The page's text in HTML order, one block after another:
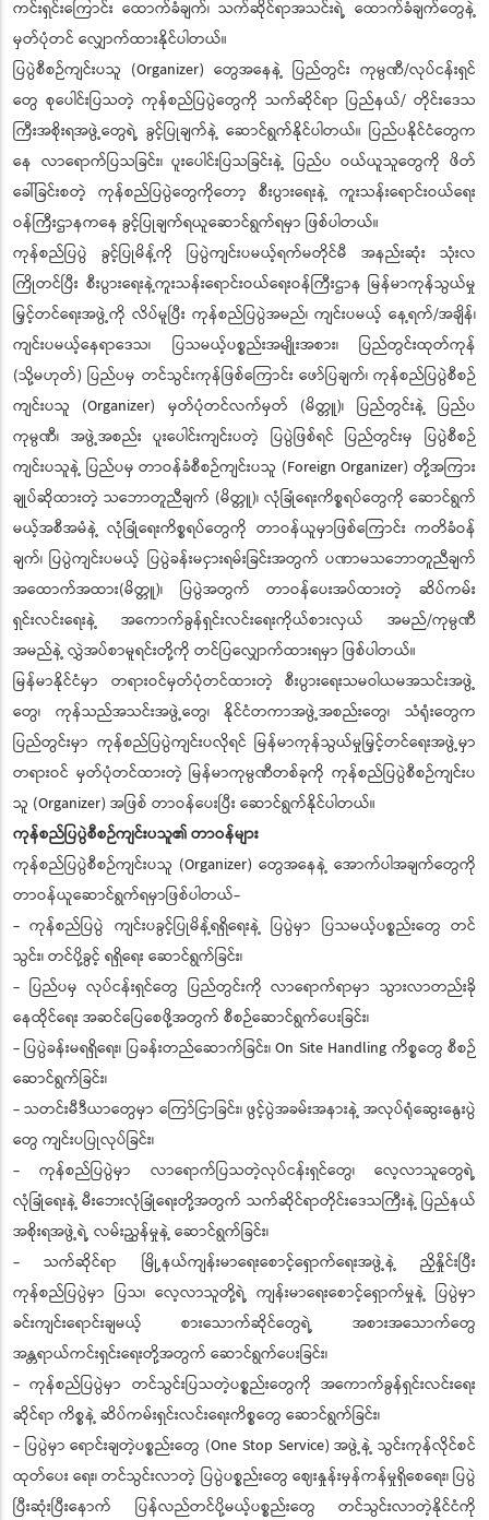
ကင်းရှင်းကြောင်း ထောက်ခံချက်၊ သက်ဆိုင်ရာအသင်းရဲ့ ထောက်ခံချက်တွေနဲ့
မှတ်ပုံတင် လျှောက်ထားနိုင်ပါတယ်။
ပြပွဲစီစဉ်ကျင်းပသူ (Organizer) တွေအနေနဲ့ ပြည်တွင်း ကုမ္ပဏီ/လုပ်ငန်းရှင်
တွေ စုပေါင်းပြသတဲ့ ကုန်စည်ပြပွဲတွေကို သက်ဆိုင်ရာ ပြည်နယ်/ တိုင်းဒေသ
ကြီးအစိုးရအဖွဲ့တွေရဲ့ ခွင့်ပြုချက်နဲ့ ဆောင်ရွက်နိုင်ပါတယ်။ ပြည်ပနိုင်ငံတွေက
နေ လာရောက်ပြသခြင်း၊ ပူးပေါင်းပြသခြင်းနဲ့ ပြည်ပ ဝယ်ယူသူတွေကို ဖိတ်
ခေါ်ခြင်းစတဲ့ ကုန်စည်ပြပွဲတွေကိုတော့ စီးပွားရေးနဲ့ ကူးသန်းရောင်းဝယ်ရေး
ဝန်ကြီးဌာနကနေ ခွင့်ပြုချက်ရယူဆောင်ရွက်ရမှာ ဖြစ်ပါတယ်။
ကုန်စည်ပြပွဲ ခွင့်ပြုမိန့်ကို ပြပွဲကျင်းပမယ့်ရက်မတိုင်မီ အနည်းဆုံး သုံးလ
ကြိုတင်ပြီး စီးပွားရေးနဲ့ကူးသန်းရောင်းဝယ်ရေးဝန်ကြီးဌာန မြန်မာကုန်သွယ်မှု
မြှင့်တင်ရေးအဖွဲ့ကို လိပ်မူပြီး ကုန်စည်ပြပွဲအမည်၊ ကျင်းပမယ့် နေ့ရက်/အချိန်၊
ကျင်းပမယ့်နေရာဒေသ၊ ပြသမယ့်ပစ္စည်းအမျိုးအစား၊ ပြည်တွင်းထုတ်ကုန်
(သို့မဟုတ်) ပြည်ပမှ တင်သွင်းကုန်ဖြစ်ကြောင်း ဖော်ပြချက်၊ ကုန်စည်ပြပွဲစီစဉ်
ကျင်းပသူ (Organizer) မှတ်ပုံတင်လက်မှတ် (မိတ္တူ)၊ ပြည်တွင်းနဲ့ ပြည်ပ
ကုမ္ပဏီ၊ အဖွဲ့အစည်း ပူးပေါင်းကျင်းပတဲ့ ပြပွဲဖြစ်ရင် ပြည်တွင်းမှ ပြပွဲစီစဉ်
ကျင်းပသူနဲ့ ပြည်ပမှ တာဝန်ခံစီစဉ်ကျင်းပသူ (Foreign Organizer) တို့အကြား
ချုပ်ဆိုထားတဲ့ သဘောတူညီချက် (မိတ္တူ)၊ လုံခြုံရေးကိစ္စရပ်တွေကို ဆောင်ရွက်
မယ့်အစီအမံနဲ့ လုံခြုံရေးကိစ္စရပ်တွေကို တာဝန်ယူမှာဖြစ်ကြောင်း ကတိခံဝန်
ချက်၊ ပြပွဲကျင်းပမယ့် ပြပွဲခန်းမငှားရမ်းခြင်းအတွက် ပဏာမသဘောတူညီချက်
အထောက်အထား(မိတ္တူ)၊ ပြပွဲအတွက် တာဝန်ပေးအပ်ထားတဲ့ ဆိပ်ကမ်း
ရှင်းလင်းရေးနဲ့ အကောက်ခွန်ရှင်းလင်းရေးကိုယ်စားလှယ် အမည်/ကုမ္ပဏီ
အမည်နဲ့ လွှဲအပ်စာမူရင်းတို့ကို တင်ပြလျှောက်ထားရမှာ ဖြစ်ပါတယ်။
မြန်မာနိုင်ငံမှာ တရားဝင်မှတ်ပုံတင်ထားတဲ့ စီးပွားရေးသမဝါယမအသင်းအဖွဲ့
တွေ၊ ကုန်သည်အသင်းအဖွဲ့တွေ၊ နိုင်ငံတကာအဖွဲ့အစည်းတွေ၊ သံရုံးတွေက
ပြည်တွင်းမှာ ကုန်စည်ပြပွဲကျင်းပလိုရင် မြန်မာကုန်သွယ်မှုမြှင့်တင်ရေးအဖွဲ့မှာ
တရားဝင် မှတ်ပုံတင်ထားတဲ့ မြန်မာကုမ္ပဏီတစ်ခုကို ကုန်စည်ပြပွဲစီစဉ်ကျင်းပ
သူ (Organizer) အဖြစ် တာဝန်ပေးပြီး ဆောင်ရွက်နိုင်ပါတယ်။
ကုန်စည်ပြပွဲစီစဉ်ကျင်းပသူ၏ တာဝန်များ
ကုန်စည်ပြပွဲစီစဉ်ကျင်းပသူ (Organizer) တွေအနေနဲ့ အောက်ပါအချက်တွေကို
တာဝန်ယူဆောင်ရွက်ရမှာဖြစ်ပါတယ်-
- ကုန်စည်ပြပွဲ ကျင်းပခွင့်ပြုမိန့်ရရှိရေးနဲ့ ပြပွဲမှာ ပြသမယ့်ပစ္စည်းတွေ တင်
သွင်း၊ တင်ပို့ခွင့် ရရှိရေး ဆောင်ရွက်ခြင်း၊
- ပြည်ပမှ လုပ်ငန်းရှင်တွေ ပြည်တွင်းကို လာရောက်ရာမှာ သွားလာတည်းခို
နေထိုင်ရေး အဆင်ပြေစေဖို့အတွက် စီစဉ်ဆောင်ရွက်ပေးခြင်း၊
- ပြပွဲခန်းမရရှိရေး၊ ပြခန်းတည်ဆောက်ခြင်း၊ On Site Handling ကိစ္စတွေ စီစဉ်
ဆောင်ရွက်ခြင်း၊
- သတင်းမီဒီယာတွေမှာ ကြော်ငြာခြင်း၊ ဖွင့်ပွဲအခမ်းအနားနဲ့ အလုပ်ရုံဆွေးနွေးပွဲ
တွေ ကျင်းပပြုလုပ်ခြင်း၊
- ကုန်စည်ပြပွဲမှာ လာရောက်ပြသတဲ့လုပ်ငန်းရှင်တွေ၊ လေ့လာသူတွေရဲ့
လုံခြုံရေးနဲ့ မီးဘေးလုံခြုံရေးတို့အတွက် သက်ဆိုင်ရာတိုင်းဒေသကြီးနဲ့ ပြည်နယ်
အစိုးရအဖွဲ့ရဲ့ လမ်းညွှန်မှုနဲ့ ဆောင်ရွက်ခြင်း၊
- သက်ဆိုင်ရာ မြို့နယ်ကျန်းမာရေးစောင့်ရှောက်ရေးအဖွဲ့နဲ့ ညှိနှိုင်းပြီး
ကုန်စည်ပြပွဲမှာ ပြသ၊ လေ့လာသူတို့ရဲ့ ကျန်းမာရေးစောင့်ရှောက်မှုနဲ့ ပြပွဲမှာ
ခင်းကျင်းရောင်းချမယ့် စားသောက်ဆိုင်တွေရဲ့ အစားအသောက်တွေ
အန္တရာယ်ကင်းရှင်းရေးတို့အတွက် ဆောင်ရွက်ပေးခြင်း၊
- ကုန်စည်ပြပွဲမှာ တင်သွင်းပြသတဲ့ပစ္စည်းတွေကို အကောက်ခွန်ရှင်းလင်းရေး
ဆိုင်ရာ ကိစ္စနဲ့ ဆိပ်ကမ်းရှင်းလင်းရေးကိစ္စတွေ ဆောင်ရွက်ခြင်း၊
- ပြပွဲမှာ ရောင်းချတဲ့ပစ္စည်းတွေ (One Stop Service) အဖွဲ့နဲ့ သွင်းကုန်လိုင်စင်
ထုတ်ပေး ရေး၊ တင်သွင်းလာတဲ့ ပြပွဲပစ္စည်းတွေ ဈေးနှုန်းမှန်ကန်မှုရှိစေရေး၊ ပြပွဲ
ပြီးဆုံးပြီးနောက် ပြန်လည်တင်ပို့မယ့်ပစ္စည်းတွေ တင်သွင်းလာတဲ့နိုင်ငံကို